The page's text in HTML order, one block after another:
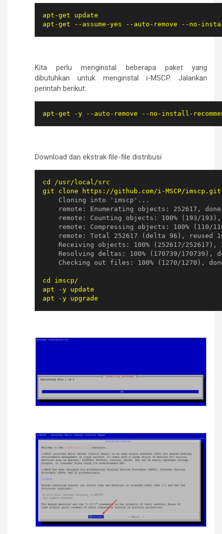
apt-get update
apt-get --assume-yes --auto-remove --no-
Kita perlu menginstal beberapa paket yang
dibutuhkan untuk menginstal i-MSCP. Jalankan
perintah berikut:
apt-get -y --auto-remove --no-install-
Download dan ekstrak file-file distribusi
cd /usr/local/src
git clone https://github.com/i-MSCP/imscp.git
    Cloning into 'imscp'...
remote: Enumerating objects: 252617,
remote: Counting objects: 100% (193/
remote: Compressing objects: 100% (110/
remote: Total 252617 (delta 96), reused
Receiving objects: 100% (252617/252617),
Resolving deltas: 100% (170739/170739),
cd imscp/
apt -y update
apt -y upgrade